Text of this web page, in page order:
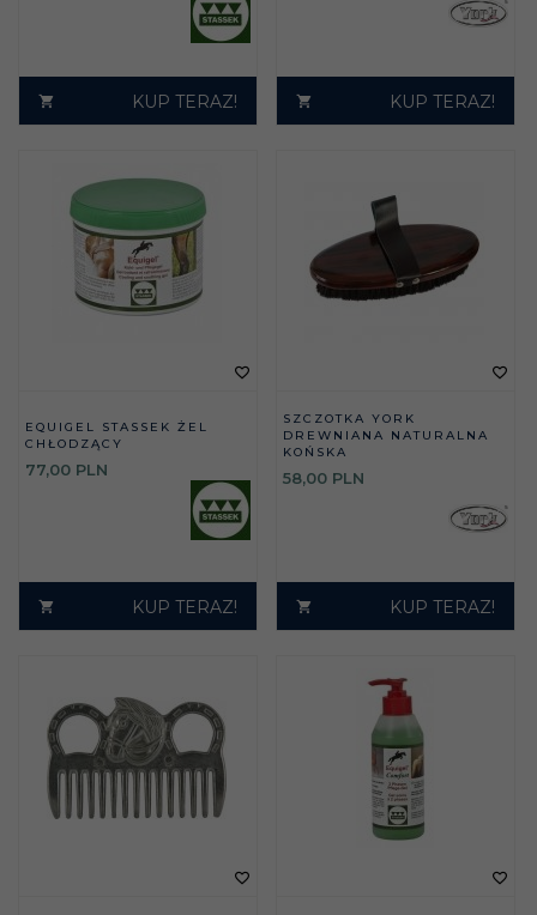
KUP TERAZ! KUP TERAZ!
EQUIGEL STASSEK ŻEL
CHŁODZĄCY
77,00 PLN
KUP TERAZ!
SZCZOTKA YORK
DREWNIANA NATURALNA
KOŃSKA
58,00 PLN
KUP TERAZ!